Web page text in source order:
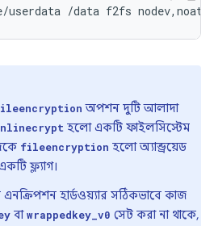
userdata /data f2fs
অপশন দুটি আলাদা
হলো একটি ফাইলসিস্টেম
fileencryption হলো অ্যান্ড্রয়েড
ফ্ল্যাগ।
হার্ডওয়্যার সঠিকভাবে কাজ
বাwrappedkey_v0 সেট করা না থাকে,